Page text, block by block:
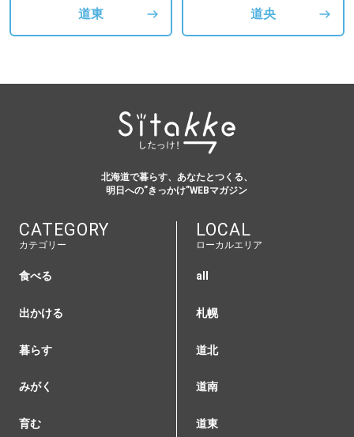
道東 道央
北海道で暮らす、あなたとつくる、
明日への”きっかけ”WEBマガジン
CATEGORY
カテゴリー
食べる
出かける
暮らす
みがく
育む
LOCAL
ローカルエリア
all
札幌
道北
道南
道東